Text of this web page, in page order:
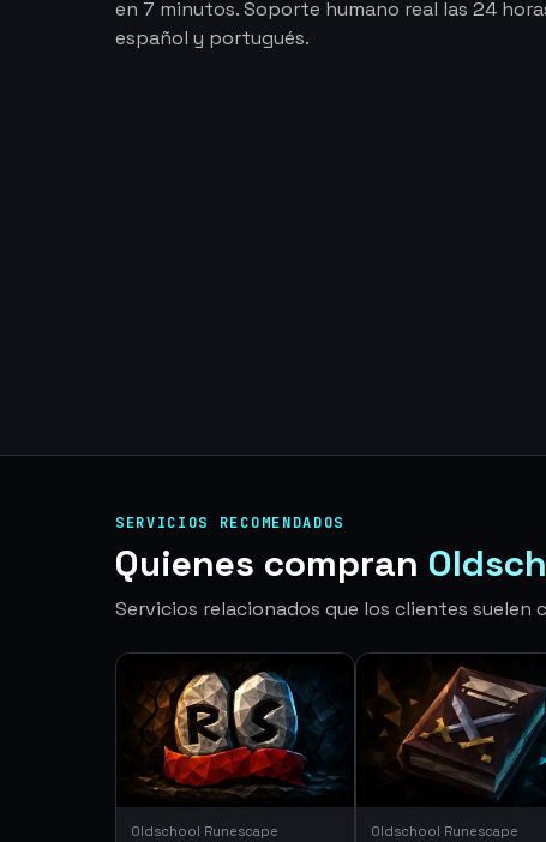
en 7 minutos. Soporte humano real las 24
español y portugués.
SERVICIOS RECOMENDADOS
Quienes compran
Servicios relacionados que los clientes suelen
Oldschool Runescape Oldschool Runescape